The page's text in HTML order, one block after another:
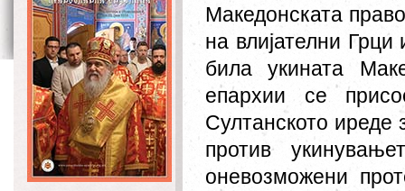
Македонската
на влијателни Грци
била укината
епархии се
Султанското
против
оневозможени